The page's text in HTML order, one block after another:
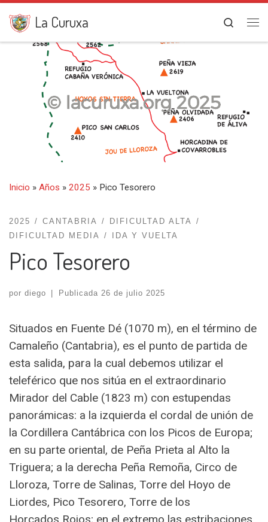
Saltar al contenido
La Curuxa
Search
Inicio » Años » 2025 » Pico Tesorero
2025 CANTABRIA
DIFICULTAD ALTA
DIFICULTAD MEDIA
IDA Y VUELTA
Pico Tesorero
por diego Publicada 26 de julio 2025
Situados en Fuente Dé (1070 m), en el término de
Camaleño (Cantabria), es el punto de partida de
esta salida, para la cual debemos utilizar el
teleférico que nos sitúa en el extraordinario
Mirador del Cable (1823 m) con estupendas
panorámicas: a la izquierda el cordal de unión de
la Cordillera Cantábrica con los Picos de Europa;
en su parte oriental, de Peña Prieta al Alto la
Triguera; a la derecha Peña Remoña, Circo de
Lloroza, Torre de Salinas, Torre del Hoyo de
Liordes, Pico Tesorero, Torre de los
Horcados Rojos; en el extremo las estribaciones